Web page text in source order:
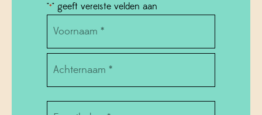
"*" geeft vereiste velden aan